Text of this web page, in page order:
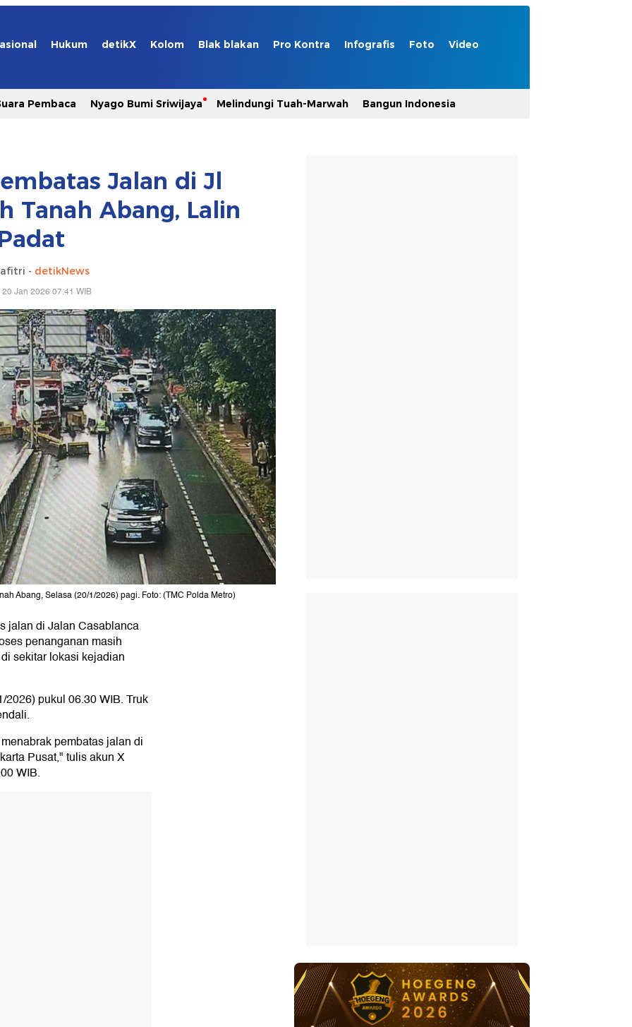
Hukum detikX Kolom Blak blakan Pro Kontra Infografis Foto Video
Pembaca Nyago Bumi Sriwijaya Melindungi Tuah-Marwah Bangun Indonesia
Jalan di Jl
Tanah Abang, Lalin
- detikNews
Jan 2026 07:41 WIB
Abang, Selasa (20/1/2026) pagi. Foto: (TMC Polda Metro)
jalan di Jalan Casablanca
penanganan masih
sekitar lokasi kejadian
pukul 06.30 WIB. Truk
pembatas jalan di
Pusat," tulis akun X
WIB.